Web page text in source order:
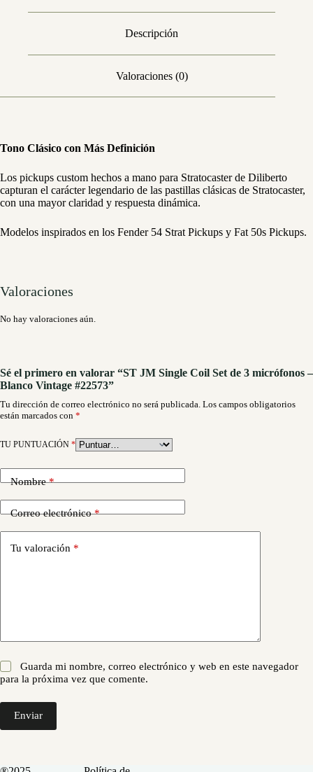
Descripción
Valoraciones (0)
Tono Clásico con Más Definición
Los pickups custom hechos a mano para Stratocaster de Diliberto
capturan el carácter legendario de las pastillas clásicas de Stratocaster,
con una mayor claridad y respuesta dinámica.
Modelos inspirados en los Fender 54 Strat Pickups y Fat 50s Pickups.
Valoraciones
No hay valoraciones aún.
Sé el primero en valorar “ST JM Single Coil Set de 3 micrófonos –
Blanco Vintage #22573”
Tu dirección de correo electrónico no será publicada. Los campos obligatorios
están marcados con *
TU PUNTUACIÓN *
Nombre*
Correo electrónico*
Tu valoración *
Guarda mi nombre, correo electrónico y web en este navegador
para la próxima vez que comente.
Enviar